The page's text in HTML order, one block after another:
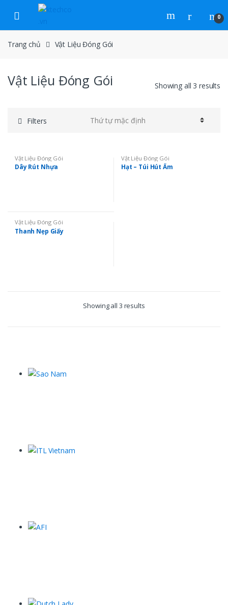
Skip to navigation
Skip to content
0
Trang chủ Vật Liệu Đóng Gói
Vật Liệu Đóng Gói Showing all 3 results
Filters
Vật Liệu Đóng Gói
Dây Rút Nhựa
Vật Liệu Đóng Gói
Hạt – Túi Hút Ẩm
Vật Liệu Đóng Gói
Thanh Nẹp Giấy
Showing all 3 results